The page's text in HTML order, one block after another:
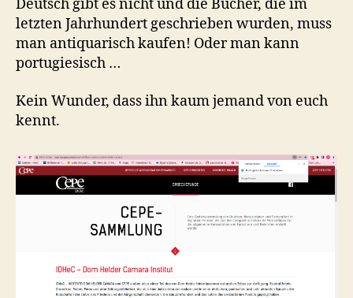
Deutsch gibt es nicht und die Bücher, die im
letzten Jahrhundert geschrieben wurden, muss
man antiquarisch kaufen! Oder man kann
portugiesisch …
Kein Wunder, dass ihn kaum jemand von euch
kennt.